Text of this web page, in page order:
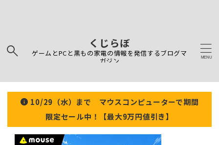
くじらぼ
ゲームとPCと黒もの家電の情報を発信するブログマ
ガジン
10/29（水）まで マウスコンピューターで期間
限定セール中！【最大9万円値引き】